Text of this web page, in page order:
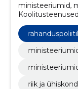
ministeeriumid,
Reklaamfilmide
Telefoni- ja
riik ja ühiskond